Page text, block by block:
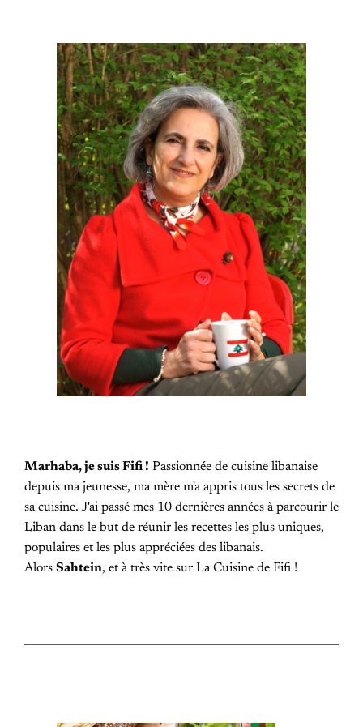
Marhaba, je suis Fifi ! Passionnée de cuisine libanaise
depuis ma jeunesse, ma mère m'a appris tous les secrets de
sa cuisine. J'ai passé mes 10 dernières années à parcourir le
Liban dans le but de réunir les recettes les plus uniques,
populaires et les plus appréciées des libanais.
Alors Sahtein, et à très vite sur La Cuisine de Fifi !